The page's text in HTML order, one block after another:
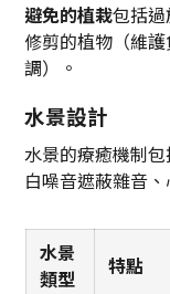
避免的植栽包括
修剪的植物（維
調）。
水景設計
水景的療癒機制
白噪音遮蔽雜音
水景
類型
特點